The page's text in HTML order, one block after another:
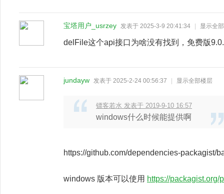
宝塔用户_usrzey 发表于 2025-3-9 20:41:34 显示全
delFile这个api接口为啥没有找到，免费版
jundayw 发表于 2025-2-24 00:56:37 显示全部楼层
镖客若水 发表于 2019-9-10 16:57
windows什么时候能提供啊
https://github.com/dependencies-packagist/
windows 版本可以使用 https://packagist.org/